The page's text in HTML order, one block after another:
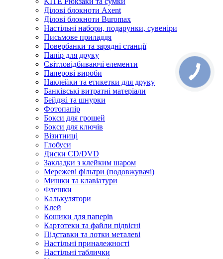
Ділові блокноти Axent
Ділові блокноти Buromax
Настільні набори, подарунки, сувеніри
Письмове приладдя
Повербанки та зарядні станції
Папір для друку
Світловідбиваючі елементи
Паперові вироби
Наклейки та етикетки для друку
Банківські витратні матеріали
Бейджі та шнурки
Фотопапір
Бокси для грошей
Бокси для ключів
Візитниці
Глобуси
Диски CD/DVD
Закладки з клейким шаром
Мережеві фільтри (подовжувачі)
Мишки та клавіатури
Флешки
Калькулятори
Клей
Кошики для паперів
Картотеки та файли підвісні
Підставки та лотки металеві
Настільні приналежності
Настільні таблички